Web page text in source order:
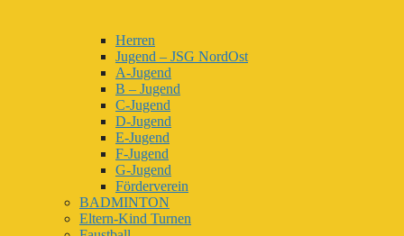
Herren
Jugend – JSG NordOst
A-Jugend
B – Jugend
C-Jugend
D-Jugend
E-Jugend
F-Jugend
G-Jugend
Förderverein
BADMINTON
Eltern-Kind Turnen